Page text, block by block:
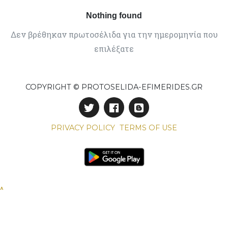
Nothing found
Δεν βρέθηκαν πρωτοσέλιδα για την ημερομηνία που
επιλέξατε
COPYRIGHT © PROTOSELIDA-EFIMERIDES.GR
PRIVACY POLICY TERMS OF USE
^